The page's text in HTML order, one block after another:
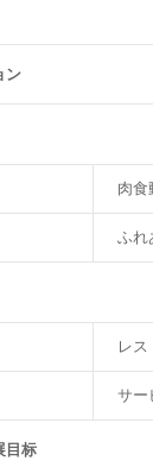
ン
肉食
ふれ
レス
サー
目标